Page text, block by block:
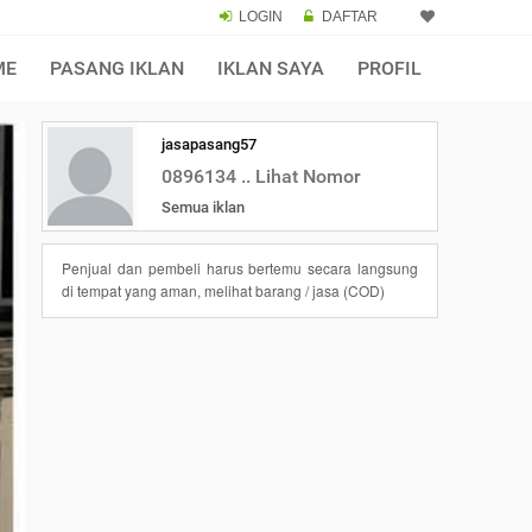
LOGIN DAFTAR
PASANG IKLAN IKLAN SAYA PROFIL
jasapasang57
0896134 .. Lihat Nomor
Semua iklan
Penjual dan pembeli harus bertemu secara langsung
di tempat yang aman, melihat barang / jasa (COD)